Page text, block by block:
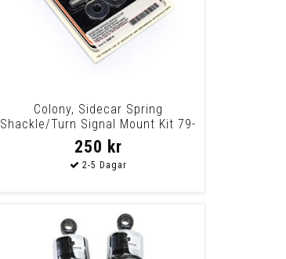
Colony, Sidecar Spring
Shackle/Turn Signal Mount Kit 79-
09 H-D Sidecar
250 kr